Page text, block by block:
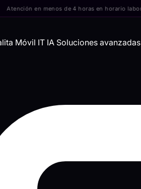
en menos de 4 horas en horario laboral
Móvil IT IA Soluciones avanzadas